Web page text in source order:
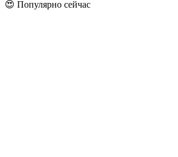
😍 Популярно сейчас